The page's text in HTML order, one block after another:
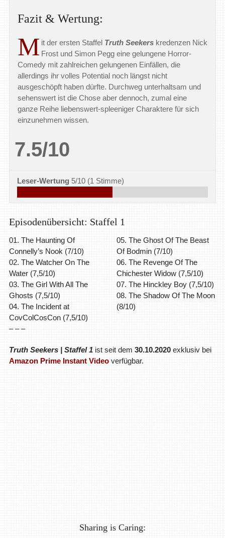
Fazit & Wertung:
M it der ersten Staffel Truth Seekerskredenzen Nick
Frost und Simon Pegg eine gelungene Horror-
Comedy mit zahlreichen gelungenen Einfällen, die
allerdings ihr volles Potential noch längst nicht
ausgeschöpft haben dürfte. Durchweg unterhaltsam und
sehenswert ist die Chose aber dennoch, zumal eine
ganze Reihe liebenswert-spleeniger Charaktere für sich
einzunehmen wissen.
7.5/10
Leser-Wertung 5/10 (1 Stimme)
Episodenübersicht: Staffel 1
01. The Haunting Of
Connelly’s Nook (7/10)
02. The Watcher On The
Water (7,5/10)
03. The Girl With All The
Ghosts (7,5/10)
04. The Incident at
CovColCosCon (7,5/10)
05. The Ghost Of The Beast
Of Bodmin (7/10)
06. The Revenge Of The
Chichester Widow (7,5/10)
07. The Hinckley Boy (7,5/10)
08. The Shadow Of The Moon
(8/10)
– – –
Truth Seekers | Staffel 1ist seit dem 30.10.2020exklusiv bei
Amazon Prime Instant Videoverfügbar.
Sharing is Caring: